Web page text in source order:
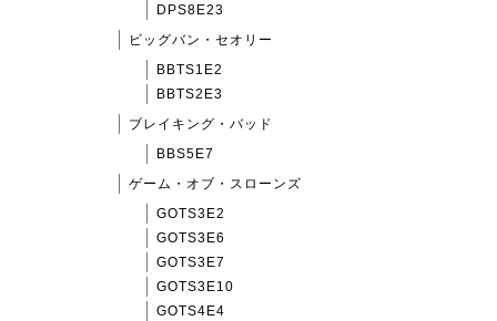
DPS8E23
ビッグバン・セオリー
BBTS1E2
BBTS2E3
ブレイキング・バッド
BBS5E7
ゲーム・オブ・スローンズ
GOTS3E2
GOTS3E6
GOTS3E7
GOTS3E10
GOTS4E4